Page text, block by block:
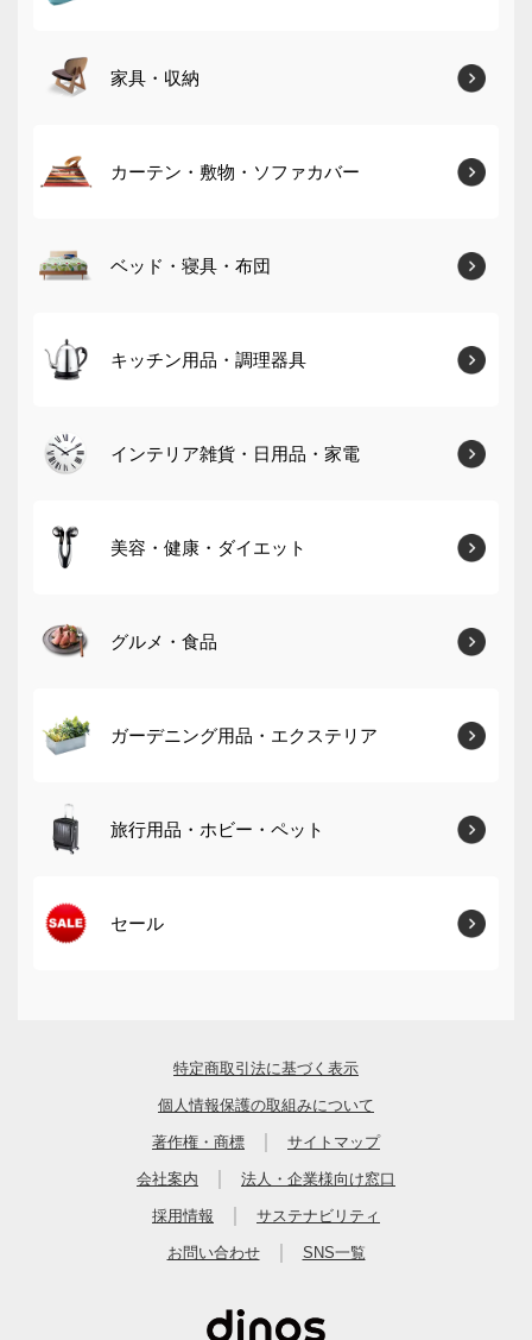
家具・収納
カーテン・敷物・ソファカバー
ベッド・寝具・布団
キッチン用品・調理器具
インテリア雑貨・日用品・家電
美容・健康・ダイエット
グルメ・食品
ガーデニング用品・エクステリア
旅行用品・ホビー・ペット
セール
特定商取引法に基づく表示
個人情報保護の取組みについて
著作権・商標 サイトマップ
会社案内 法人・企業様向け窓口
採用情報 サステナビリティ
お問い合わせ SNS一覧